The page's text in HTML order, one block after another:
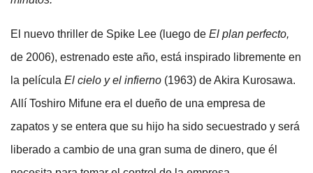
El nuevo thriller de Spike Lee (luego de El plan perfecto,
de 2006), estrenado este año, está inspirado libremente en
la película El cielo y el infierno (1963) de Akira Kurosawa.
Allí Toshiro Mifune era el dueño de una empresa de
zapatos y se entera que su hijo ha sido secuestrado y será
liberado a cambio de una gran suma de dinero, que él